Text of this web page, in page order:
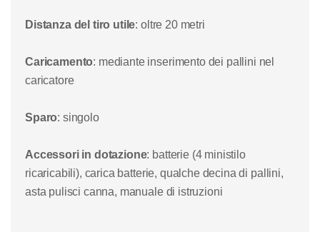
Distanza del tiro utile: oltre 20 metri
Caricamento: mediante inserimento dei pallini nel
caricatore
Sparo: singolo
Accessori in dotazione: batterie (4 ministilo
ricaricabili), carica batterie, qualche decina di pallini,
asta pulisci canna, manuale di istruzioni